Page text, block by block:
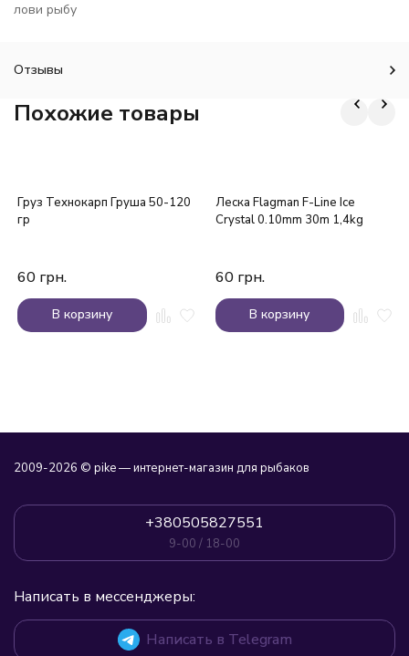
лови рыбу
Отзывы
Похожие товары
Груз Технокарп Груша 50-120
гр
60 грн.
В корзину
Леска Flagman F-Line Ice
Crystal 0.10mm 30m 1,4kg
60 грн.
В корзину
2009-2026 © pike — интернет-магазин для рыбаков
+380505827551
9-00 / 18-00
Написать в мессенджеры:
Написать в Telegram